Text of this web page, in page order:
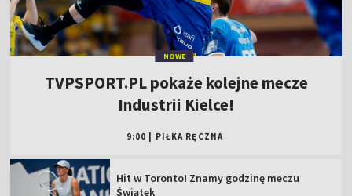
NOWE
TVPSPORT.PL pokaże kolejne mecze
Industrii Kielce!
9:00 PIŁKA RĘCZNA
Hit w Toronto! Znamy godzinę meczu
Świątek